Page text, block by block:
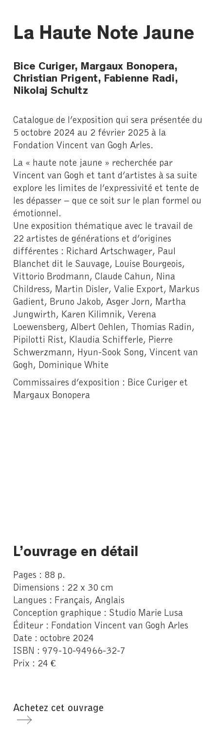
La Haute Note Jaune
Bice Curiger, Margaux Bonopera,
Christian Prigent, Fabienne Radi,
Nikolaj Schultz
Catalogue de l’exposition qui sera présentée du
5 octobre 2024 au 2 février 2025 à la
Fondation Vincent van Gogh Arles.
La « haute note jaune » recherchée par
Vincent van Gogh et tant d’artistes à sa suite
explore les limites de l’expressivité et tente de
les dépasser – que ce soit sur le plan formel ou
émotionnel.
Une exposition thématique avec le travail de
22 artistes de générations et d’origines
différentes : Richard Artschwager, Paul
Blanchet dit le Sauvage, Louise Bourgeois,
Vittorio Brodmann, Claude Cahun, Nina
Childress, Martin Disler, Valie Export, Markus
Gadient, Bruno Jakob, Asger Jorn, Martha
Jungwirth, Karen Kilimnik, Verena
Loewensberg, Albert Oehlen, Thomias Radin,
Pipilotti Rist, Klaudia Schifferle, Pierre
Schwerzmann, Hyun-Sook Song, Vincent van
Gogh, Dominique White
Commissaires d’exposition : Bice Curiger et
Margaux Bonopera
L’ouvrage en détail
Pages : 88 p.
Dimensions : 22 x 30 cm
Langues : Français, Anglais
Conception graphique : Studio Marie Lusa
Éditeur : Fondation Vincent van Gogh Arles
Date : octobre 2024
ISBN : 979-10-94966-32-7
Prix : 24 €
Achetez cet ouvrage